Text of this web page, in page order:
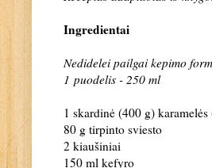
Ingredientai
Nedidelei pailgai kepimo
1 puodelis - 250 ml
1 skardinė (400 g)
80 g tirpinto sviesto
2 kiaušiniai
150 ml kefyro